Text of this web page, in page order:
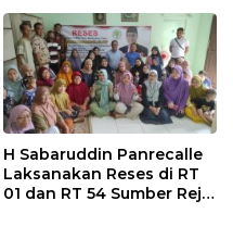
Balikpapan
H Sabaruddin Panrecalle
Laksanakan Reses di RT
01 dan RT 54 Sumber Rejo